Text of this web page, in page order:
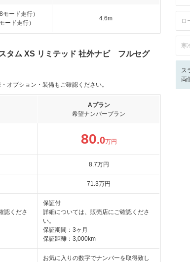
ード走行）
ード走行）
4.6m
タム XS リミテッド 社外ナビ フルセグ
オプション・装備もご確認ください。
Aプラン
希望ナンバープラン
80.0万円
8.7万円
71.3万円
認くださ
保証付
詳細については、販売店にご確認くださ
い。
保証期間：3ヶ月
保証距離：3,000km
お気に入りの数字でナンバーを取得致し
ロ
寒
ス
両